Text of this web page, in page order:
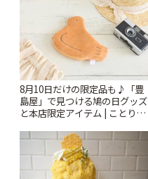
8月10日だけの限定品も♪「豊
島屋」で見つける鳩の日グッズ
と本店限定アイテム | ことりっ